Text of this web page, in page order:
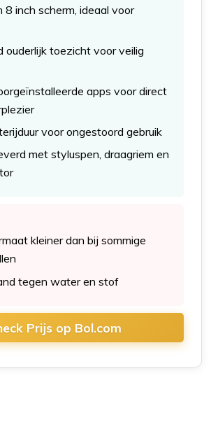
8 inch scherm, ideaal voor
ouderlijk toezicht voor veilig
apps voor direct
voor ongestoord gebruik
met styluspen, draagriem en
kleiner dan bij sommige
tegen water en stof
Prijs op Bol.com